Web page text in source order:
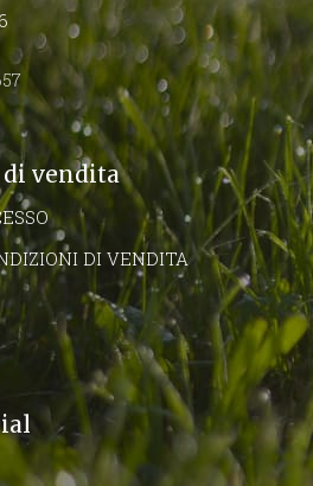
vendita
DI VENDITA